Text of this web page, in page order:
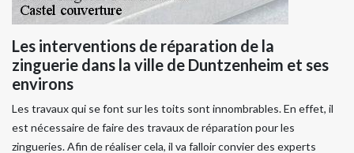
Les interventions de réparation de la
zinguerie dans la ville de Duntzenheim et ses
environs
Les travaux qui se font sur les toits sont innombrables. En effet, il
est nécessaire de faire des travaux de réparation pour les
zingueries. Afin de réaliser cela, il va falloir convier des experts